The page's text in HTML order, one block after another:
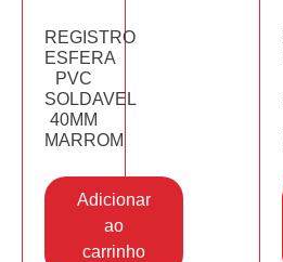
REGISTRO
ESFERA
PVC
SOLDAVEL
40MM
MARROM
Adicionar
ao
carrinho